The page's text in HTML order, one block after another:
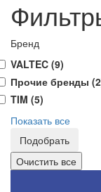
Бренд
VALTEC (9)
Прочие бренды (2
TIM (5)
Показать все